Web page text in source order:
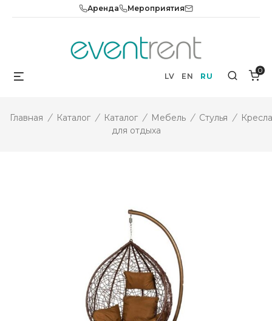
Аренда Мероприятия
LV EN RU Search
0
Главная / Каталог / Каталог / Мебель / Стулья / Кресла
для отдыха